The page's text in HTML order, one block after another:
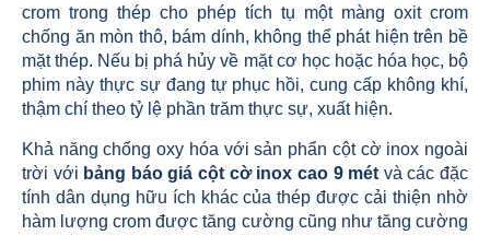
crom trong thép cho phép tích tụ một màng oxit crom
chống ăn mòn thô, bám dính, không thể phát hiện trên bề
mặt thép. Nếu bị phá hủy về mặt cơ học hoặc hóa học, bộ
phim này thực sự đang tự phục hồi, cung cấp không khí,
thậm chí theo tỷ lệ phần trăm thực sự, xuất hiện.
Khả năng chống oxy hóa với sản phẩn cột cờ inox ngoài
trời với bảng báo giá cột cờ inox cao 9 métvà các đặc
tính dân dụng hữu ích khác của thép được cải thiện nhờ
hàm lượng crom được tăng cường cũng như tăng cường